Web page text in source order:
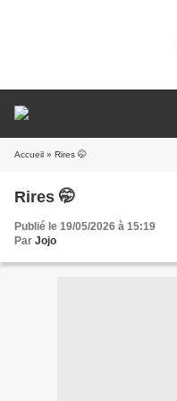
Accueil » Rires 🤭
Rires 🤭
Publié le 19/05/2026 à 15:19
Par Jojo